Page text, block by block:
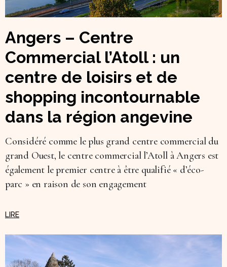
Angers – Centre
Commercial l’Atoll : un
centre de loisirs et de
shopping incontournable
dans la région angevine
Considéré comme le plus grand centre commercial du
grand Ouest, le centre commercial l’Atoll à Angers est
également le premier centre à être qualifié « d’éco-
parc » en raison de son engagement